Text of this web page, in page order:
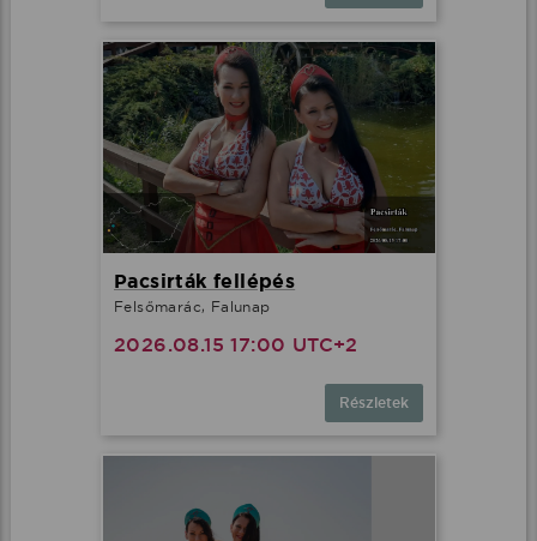
Pacsirták fellépés
Felsőmarác, Falunap
2026.08.15 17:00 UTC+2
Részletek